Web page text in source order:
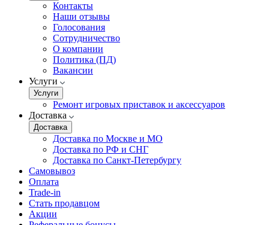
Контакты
Наши отзывы
Голосования
Сотрудничество
О компании
Политика (ПД)
Вакансии
Услуги
Услуги
Ремонт игровых приставок и аксессуаров
Доставка
Доставка
Доставка по Москве и МО
Доставка по РФ и СНГ
Доставка по Санкт-Петербургу
Самовывоз
Оплата
Trade-in
Стать продавцом
Акции